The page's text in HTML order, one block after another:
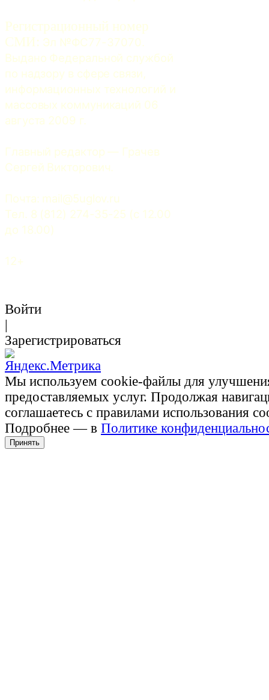
Регистрационный номер
СМИ: Эл №ФС77-37070.
Выдано Федеральной службой
по надзору в сфере связи,
информационных технологий и
массовых коммуникаций 06
августа 2009 г.
Главный редактор — Грачев
Сергей Викторович.
Почта: mail@5uglov.ru
Тел. 8 (812) 274-35-25 (c 12.00
до 18.00)
12+
Войти
Зарегистрироваться
Мы используем cookie-файлы для
предоставляемых услуг. Продолжая
соглашаетесь с правилами использования
Подробнее — в Политике
Принять